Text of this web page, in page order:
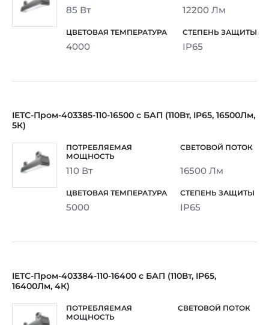
85 Вт 12200 Лм
4000 IP65
IETC-Пром-403385-110-16500 с БАП (110Вт, IP65, 16500Лм,
5К)
110 Вт 16500 Лм
5000 IP65
IETC-Пром-403384-110-16400 с БАП (110Вт, IP65,
16400Лм, 4К)